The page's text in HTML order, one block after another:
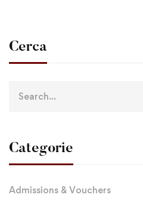
Cerca
Categorie
Admissions & Vouchers